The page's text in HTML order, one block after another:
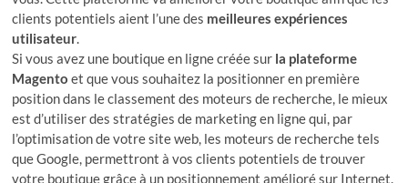
clients potentiels aient l’une des meilleures expériences
utilisateur.
Si vous avez une boutique en ligne créée sur la plateforme
Magento et que vous souhaitez la positionner en première
position dans le classement des moteurs de recherche, le mieux
est d’utiliser des stratégies de marketing en ligne qui, par
l’optimisation de votre site web, les moteurs de recherche tels
que Google, permettront à vos clients potentiels de trouver
votre boutique grâce à un positionnement amélioré sur Internet.